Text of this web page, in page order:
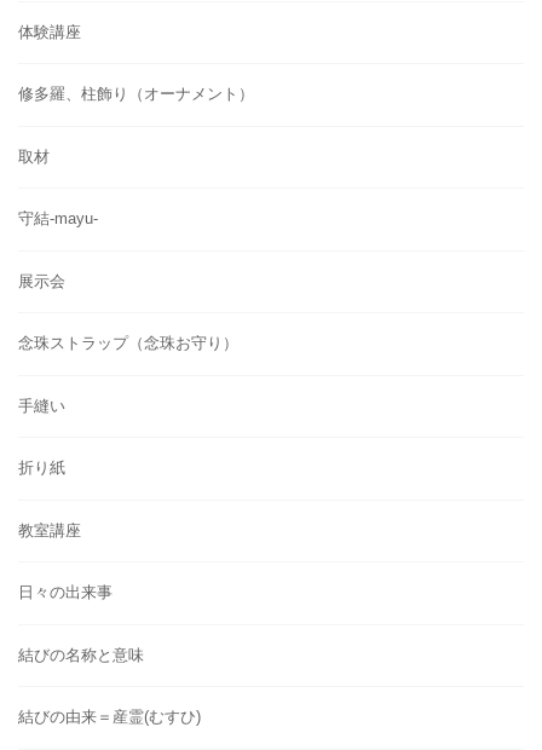
体験講座
修多羅、柱飾り（オーナメント）
取材
守結-mayu-
展示会
念珠ストラップ（念珠お守り）
手縫い
折り紙
教室講座
日々の出来事
結びの名称と意味
結びの由来＝産霊(むすひ)